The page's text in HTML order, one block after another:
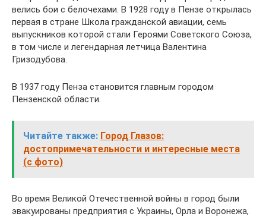
велись бои с белочехами. В 1928 году в Пензе открылась
первая в стране Школа гражданской авиации, семь
выпускников которой стали Героями Советского Союза,
в том числе и легендарная летчица Валентина
Гризодубова.
В 1937 году Пенза становится главным городом
Пензенской области.
Читайте также: Город Глазов:
достопримечательности и интересные места
(с фото)
Во время Великой Отечественной войны в город были
эвакуированы предприятия с Украины, Орла и Воронежа,